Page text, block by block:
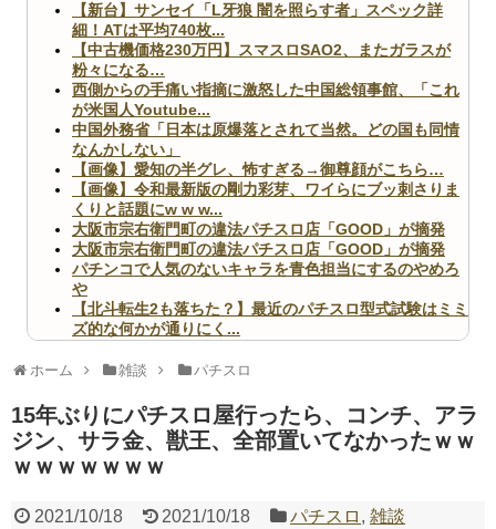
【新台】サンセイ「L牙狼 闇を照らす者」スペック詳
細！ATは平均740枚...
【中古機価格230万円】スマスロSAO2、またガラスが
粉々になる…
西側からの手痛い指摘に激怒した中国総領事館、「これ
が米国人Youtube...
中国外務省「日本は原爆落とされて当然。どの国も同情
なんかしない」
【画像】愛知の半グレ、怖すぎる→御尊顔がこちら…
【画像】令和最新版の剛力彩芽、ワイらにブッ刺さりま
くりと話題にw w w...
大阪市宗右衛門町の違法パチスロ店「GOOD」が摘発
大阪市宗右衛門町の違法パチスロ店「GOOD」が摘発
パチンコで人気のないキャラを青色担当にするのやめろ
や
【北斗転生2も落ちた？】最近のパチスロ型式試験はミミ
ズ的な何かが通りにく...
いヤバいか教えて？...
Powered by livedoor 相互RSS
ホーム 雑談 パチスロ
15年ぶりにパチスロ屋行ったら、コンチ、アラ
ジン、サラ金、獣王、全部置いてなかったｗｗ
ｗｗｗｗｗｗｗ
2021/10/18 2021/10/18 パチスロ ,雑談